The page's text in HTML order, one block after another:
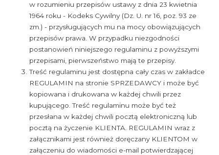
w rozumieniu przepisów ustawy z dnia 23 kwietnia
1964 roku - Kodeks Cywilny (Dz. U. nr 16, poz. 93 ze
zm.) - przysługujących mu na mocy obowiązujących
przepisów prawa. W przypadku niezgodności
postanowień niniejszego regulaminu z powyższymi
przepisami, pierwszeństwo mają te przepisy.
Treść regulaminu jest dostępna cały czas w zakładce
REGULAMIN na stronie SPRZEDAWCY i może być
kopiowana i drukowana w każdej chwili przez
kupującego. Treść regulaminu może być też
przesłana w każdej chwili pocztą elektroniczną lub
pocztą na życzenie KLIENTA. REGULAMIN wraz z
załącznikami jest również doręczany KLIENTOM w
załączeniu do wiadomości e-mail potwierdzającej